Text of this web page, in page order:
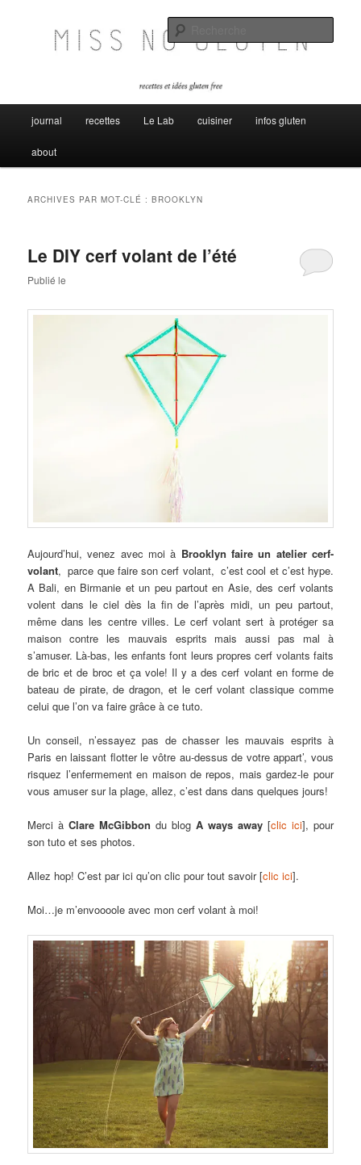
principal
journal recettes Le Lab cuisiner infos gluten
about
ARCHIVES PAR MOT-CLÉ :BROOKLYN
Le DIY cerf volant de l’été
Publié le
Aujourd’hui, venez avec moi à Brooklyn faire un atelier cerf-
volant, parce que faire son cerf volant, c’est cool et c’est hype.
A Bali, en Birmanie et un peu partout en Asie, des cerf volants
volent dans le ciel dès la fin de l’après midi, un peu partout,
même dans les centre villes. Le cerf volant sert à protéger sa
maison contre les mauvais esprits mais aussi pas mal à
s’amuser. Là-bas, les enfants font leurs propres cerf volants faits
de bric et de broc et ça vole! Il y a des cerf volant en forme de
bateau de pirate, de dragon, et le cerf volant classique comme
celui que l’on va faire grâce à ce tuto.
Un conseil, n’essayez pas de chasser les mauvais esprits à
Paris en laissant flotter le vôtre au-dessus de votre appart’, vous
risquez l’enfermement en maison de repos, mais gardez-le pour
vous amuser sur la plage, allez, c’est dans dans quelques jours!
Merci àClare McGibbon du blogA ways away [clic ici], pour
son tuto et ses photos.
Allez hop! C’est par ici qu’on clic pour tout savoir [clic ici].
Moi…je m’envoooole avec mon cerf volant à moi!